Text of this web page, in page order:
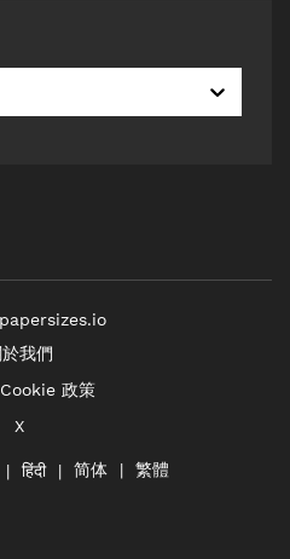
papersizes.io
我們
政策
X
हिंदी 简体 繁體